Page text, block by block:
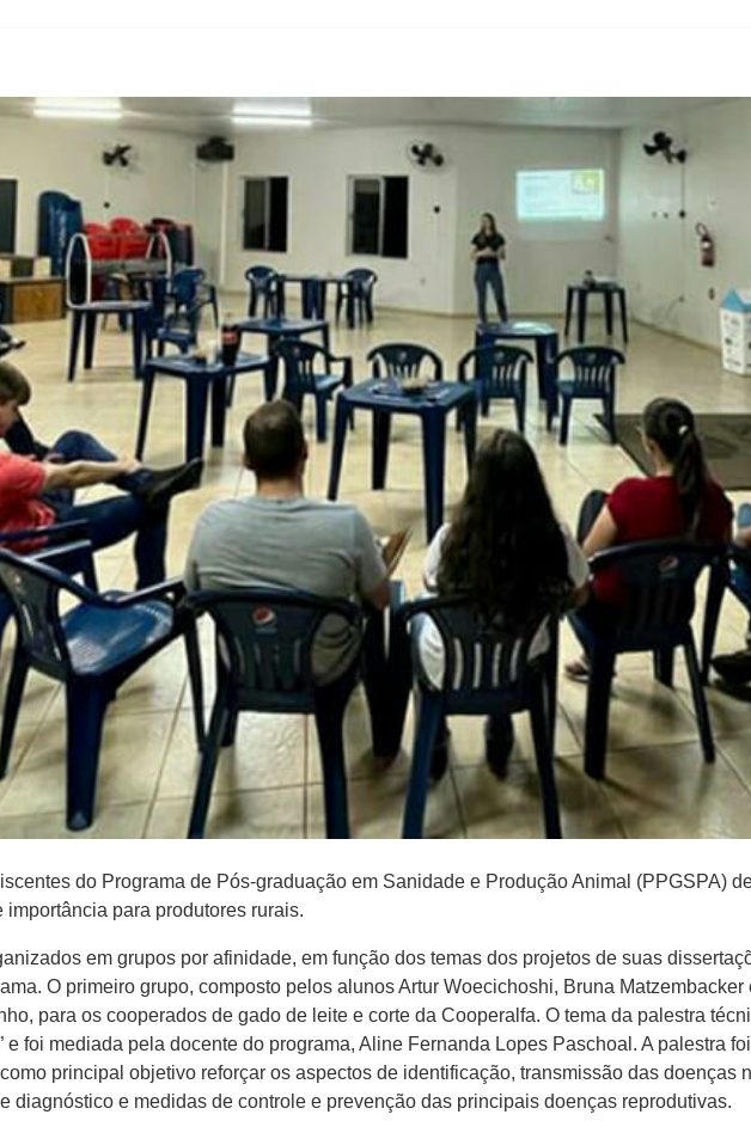
do Programa de Pós-graduação em Sanidade e Produção Animal (PPGSPA)
importância para produtores rurais.
em grupos por afinidade, em função dos temas dos projetos de suas
O primeiro grupo, composto pelos alunos Artur Woecichoshi, Bruna
para os cooperados de gado de leite e corte da Cooperalfa. O tema da palestra
e foi mediada pela docente do programa, Aline Fernanda Lopes Paschoal. A palestra
principal objetivo reforçar os aspectos de identificação, transmissão das doenças
diagnóstico e medidas de controle e prevenção das principais doenças reprodutivas.